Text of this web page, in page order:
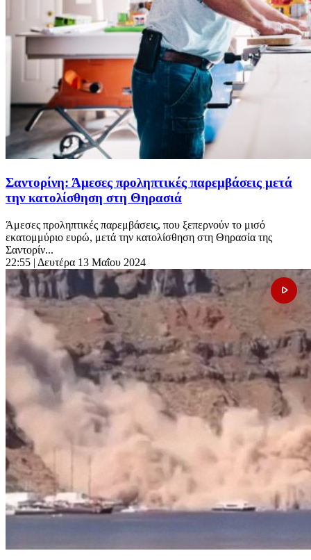
Σαντορίνη: Άμεσες προληπτικές παρεμβάσεις μετά
την κατολίσθηση στη Θηρασιά
Άμεσες προληπτικές παρεμβάσεις, που ξεπερνούν το μισό
εκατομμύριο ευρώ, μετά την κατολίσθηση στη Θηρασία της
Σαντορίν...
22:55 | Δευτέρα 13 Μαΐου 2024